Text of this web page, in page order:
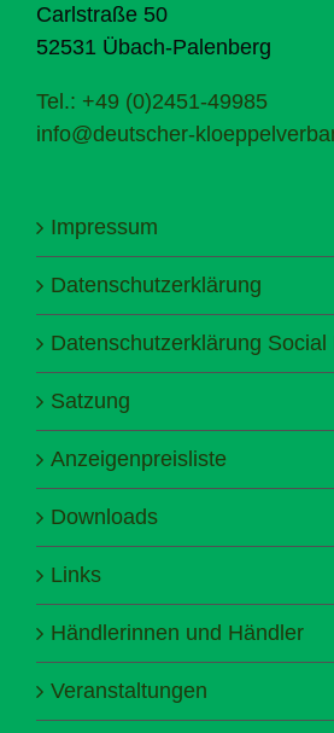
Carlstraße 50
52531 Übach-Palenberg
Tel.: +49 (0)2451-49985
info@deutscher-
Impressum
Datenschutzerklärung
Datenschutzerklärung Social
Satzung
Anzeigenpreisliste
Downloads
Links
Händlerinnen und Händler
Veranstaltungen